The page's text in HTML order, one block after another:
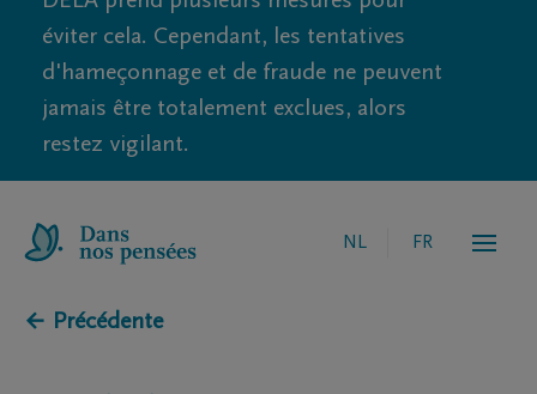
éviter cela. Cependant, les tentatives
d'hameçonnage et de fraude ne peuvent
jamais être totalement exclues, alors
restez vigilant.
NL FR
← Précédente